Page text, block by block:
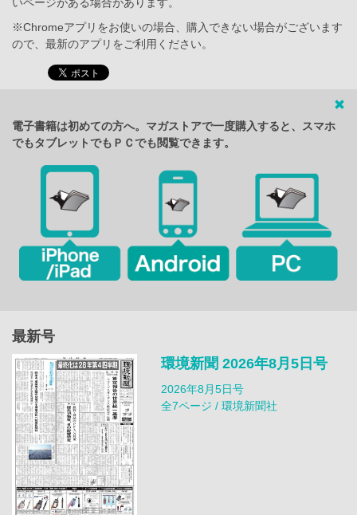
※Chromeアプリをお使いの場合、購入できない場合がございます
ので、最新のアプリをご利用ください。
電子書籍は初めての方へ。マガストアで一度購入すると、スマホ
でもタブレットでもＰＣでも閲覧できます。
最新号
環境新聞 2026年8月5日号
2026年8月5日号
全7ページ / 環境新聞社